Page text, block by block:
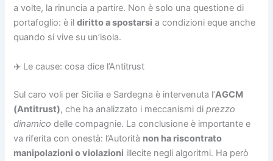
a volte, la rinuncia a partire. Non è solo una questione di
portafoglio: è ildiritto a spostarsi a condizioni eque anche
quando si vive su un’isola.
✈️ Le cause: cosa dice l’Antitrust
Sul caro voli per Sicilia e Sardegna è intervenuta l’AGCM
(Antitrust), che ha analizzato i meccanismi diprezzo
dinamico delle compagnie. La conclusione è importante e
va riferita con onestà: l’Autorità non ha riscontrato
manipolazioni o violazioni illecite negli algoritmi. Ha però